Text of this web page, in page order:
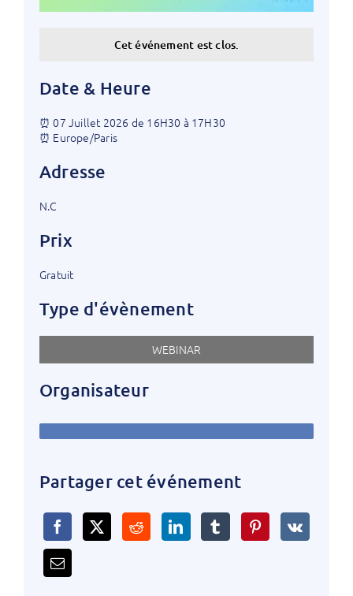
Cet événement est clos.
Date & Heure
⏰ 07 Juillet 2026 de 16H30 à 17H30
⏰ Europe/Paris
Adresse
N.C
Prix
Gratuit
Type d'évènement
WEBINAR
Organisateur
Partager cet événement